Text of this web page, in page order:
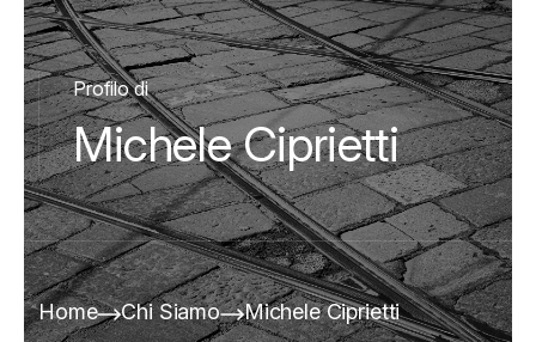
Profilo di
Michele Ciprietti
Home Chi Siamo Michele Ciprietti